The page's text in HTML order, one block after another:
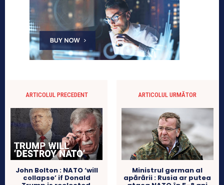
ARTICOLUL PRECEDENT
John Bolton : NATO ‘will
collapse’ if Donald
ARTICOLUL URMĂTOR
Ministrul german al
apărării : Rusia ar putea